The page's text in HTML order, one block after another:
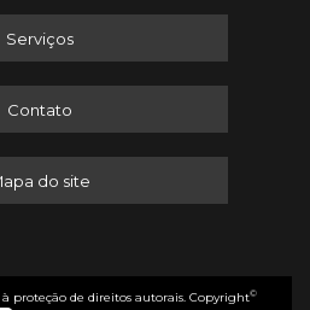
Serviços
Contato
do site
proteção de direitos autorais. Copyright©